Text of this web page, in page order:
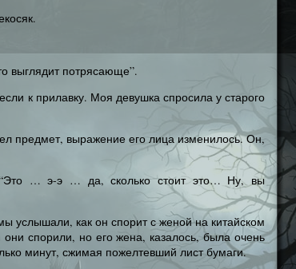
выглядит потрясающе”.
к прилавку. Моя девушка спросила у старого
предмет, выражение его лица изменилось. Он,
… э-э … да, сколько стоит это… Ну, вы
услышали, как он спорит с женой на китайском
спорили, но его жена, казалось, была очень
минут, сжимая пожелтевший лист бумаги.